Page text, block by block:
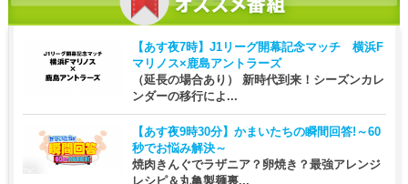
【あす夜7時】 J1リーグ開幕記念マッチ 横浜F
マリノス×鹿島アントラーズ
（延長の場合あり） 新時代到来！シーズンカレ
ンダーの移行によ...
【あす夜9時30分】 かまいたちの瞬間回答!～60
秒でお悩み解決～
焼肉きんぐでラザニア？卵焼き？最強アレンジ
レシピ＆丸亀製麺裏...